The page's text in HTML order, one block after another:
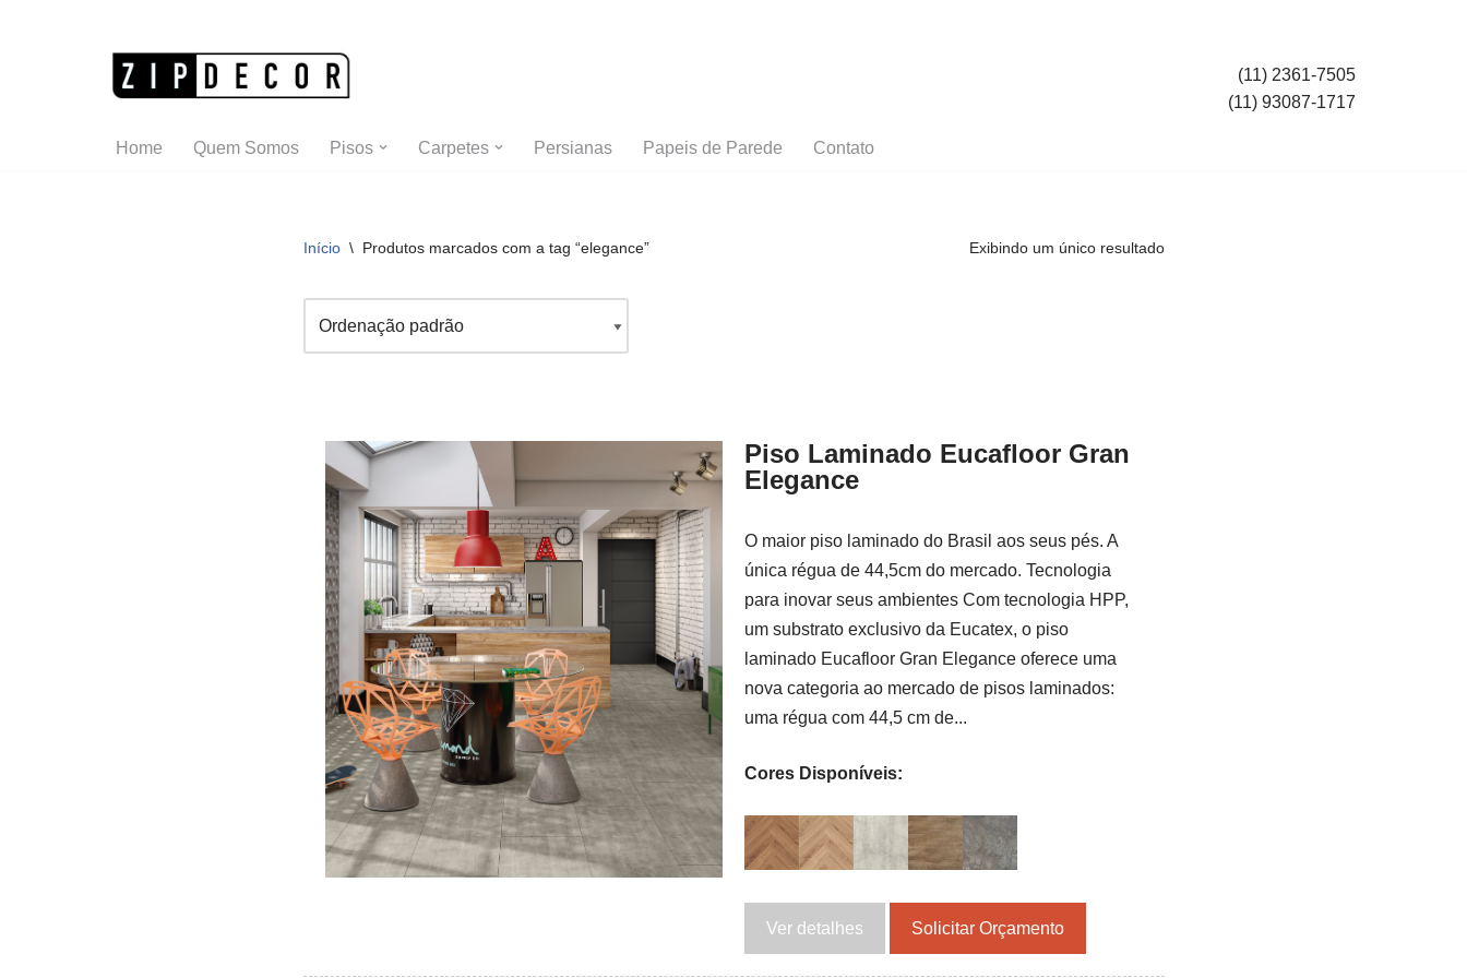
(11) 2361-7505
(11) 93087-1717
Home Quem Somos Pisos Carpetes Persianas Papeis de Parede Contato
Início \ Produtos marcados com a tag “elegance” Exibindo um único resultado
Piso Laminado Eucafloor Gran
Elegance
O maior piso laminado do Brasil aos seus pés. A
única régua de 44,5cm do mercado. Tecnologia
para inovar seus ambientes Com tecnologia HPP,
um substrato exclusivo da Eucatex, o piso
laminado Eucafloor Gran Elegance oferece uma
nova categoria ao mercado de pisos laminados:
uma régua com 44,5 cm de...
Cores Disponíveis:
Ver detalhes Solicitar Orçamento